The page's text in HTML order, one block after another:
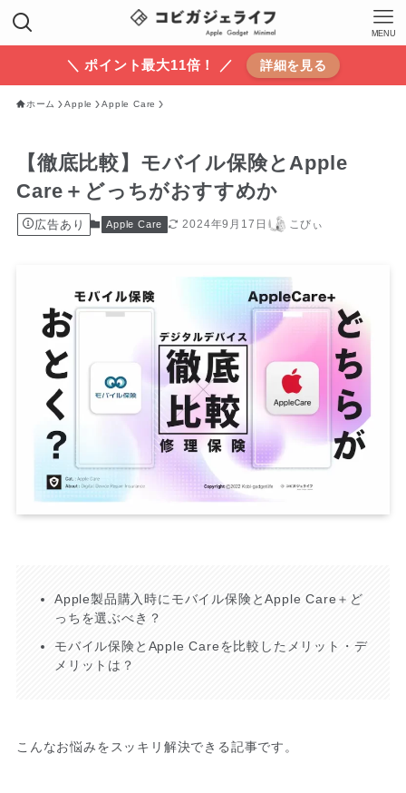
MENU
＼ ポイント最大11倍！ ／ 詳細を見る
ホーム Apple Apple Care
【徹底比較】モバイル保険とApple
Care＋どっちがおすすめか
広告あり Apple Care 2024年9月17日 こびぃ
Apple製品購入時にモバイル保険とApple Care＋ど
っちを選ぶべき？
モバイル保険とApple Careを比較したメリット・デ
メリットは？
こんなお悩みをスッキリ解決できる記事です。